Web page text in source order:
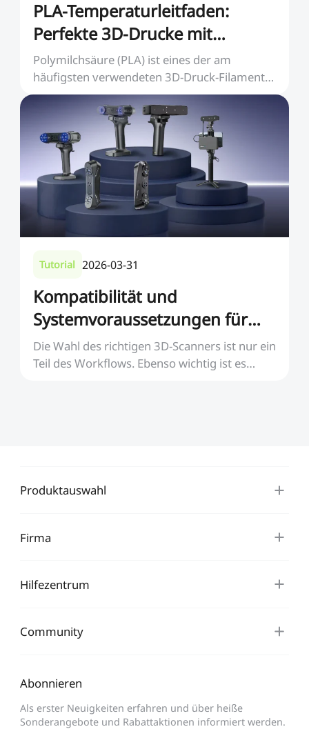
PLA-Temperaturleitfaden:
Perfekte 3D-Drucke mit
optimalen Einstellungen
Polymilchsäure (PLA) ist eines der am
häufigsten verwendeten 3D-Druck-Filamente,
da es kostengüns...
Tutorial 2026-03-31
Kompatibilität und
Systemvoraussetzungen für
Creality 3D-Scanner
Die Wahl des richtigen 3D-Scanners ist nur ein
Teil des Workflows. Ebenso wichtig ist es
Produktauswahl
Firma
Hilfezentrum
Community
Abonnieren
Als erster Neuigkeiten erfahren und über heiße
Sonderangebote und Rabattaktionen informiert werden.